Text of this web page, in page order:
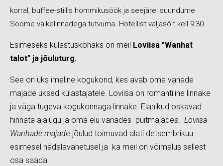
korral, buffee-stiilis hommikusöök ja seejärel suundume
Soome väikelinnadega tutvuma. Hotellist väljasõit kell 9:30.
Esimeseks külastuskohaks on meil Loviisa "Wanhat
talot" ja jõuluturg.
See on üks imeline kogukond, kes avab oma vanade
majade uksed külastajatele. Loviisa on romantiline linnake
ja väga tugeva kogukonnaga linnake. Elanikud oskavad
hinnata ajalugu ja oma elu vanades puitmajades. Loviisa
Wanhade majade jõulud toimuvad alati detsembrikuu
esimesel nädalavahetusel ja ka meil on võimalus sellest
osa saada.